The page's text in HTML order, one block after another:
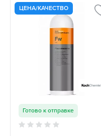
ЦЕНА/КАЧЕСТВО
Готово к отправке